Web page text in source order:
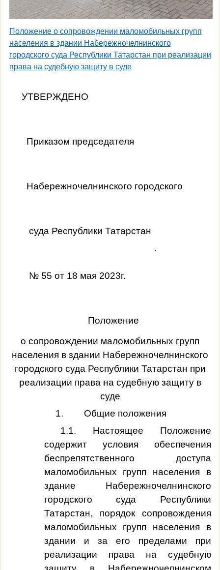
Положение о сопровождении маломобильных групп
населения в здании Набережночелнинского
городского суда Республики Татарстан при реализации
права на судебную защиту в суде
УТВЕРЖДЕНО
Приказом председателя
Набережночелнинского городского
суда Республики Татарстан
.
№ 55 от 18 мая 2023г.
Положение
о сопровождении маломобильных групп
населения в здании Набережночелнинского
городского суда Республики Татарстан при
реализации права на судебную защиту в
суде
1.
Общие положения
1.1. Настоящее Положение
содержит условия обеспечения
беспрепятственного доступа
маломобильных групп населения в
здание Набережночелнинского
городского суда Республики
Татарстан, порядок сопровождения
маломобильных групп населения в
здании и за его пределами при
реализации права на судебную